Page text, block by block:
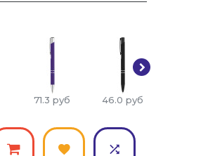
71.3 руб 46.0 руб